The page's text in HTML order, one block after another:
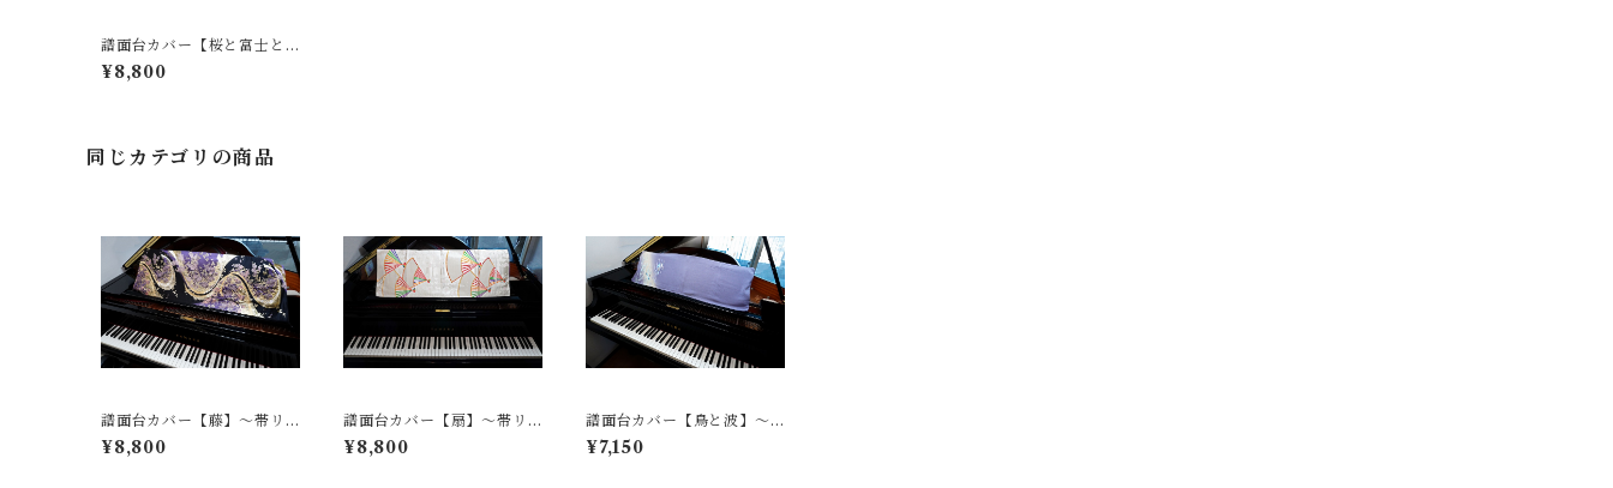
譜面台カバー【桜と富士と
波】〜帯リメイク〜
¥8,800
同じカテゴリの商品
譜面台カバー【藤】〜帯リ
メイク〜
¥8,800
譜面台カバー【扇】〜帯リ
メイク〜
¥8,800
譜面台カバー【鳥と波】〜
着物リメイク〜
¥7,150